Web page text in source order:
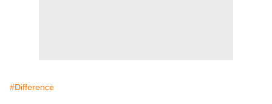
#Difference